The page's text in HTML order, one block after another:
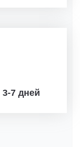
3-7 дней